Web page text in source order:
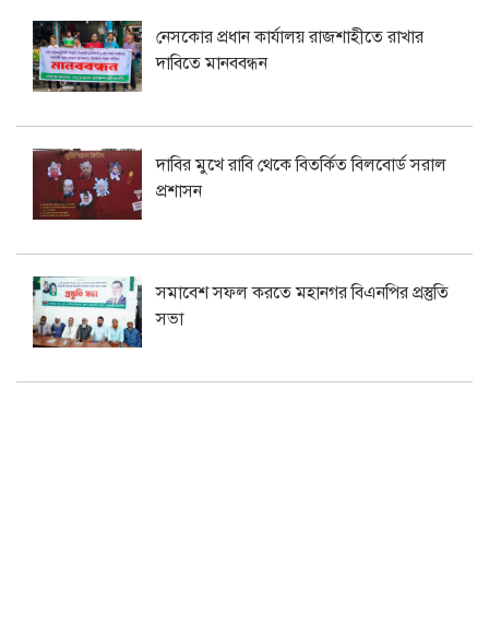
নেসকোর প্রধান কার্যালয় রাজশাহীতে রাখার
দাবিতে মানববন্ধন
দাবির মুখে রাবি থেকে বিতর্কিত বিলবোর্ড সরাল
প্রশাসন
সমাবেশ সফল করতে মহানগর বিএনপির প্রস্তুতি
সভা